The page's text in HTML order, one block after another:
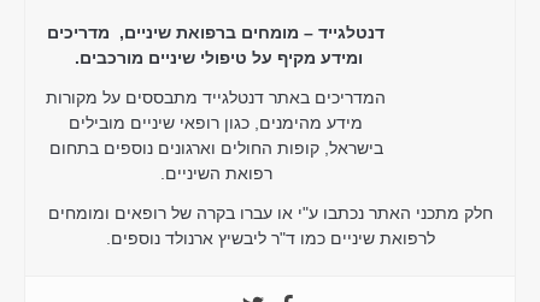
דנטלגייד – מומחים ברפואת שיניים, מדריכים
ומידע מקיף על טיפולי שיניים מורכבים.
המדריכים באתר דנטלגייד מתבססים על מקורות
מידע מהימנים, כגון רופאי שיניים מובילים
בישראל, קופות החולים וארגונים נוספים בתחום
רפואת השיניים.
חלק מתכני האתר נכתבו ע"י או עברו בקרה של רופאים ומומחים
לרפואת שיניים כמו ד"ר ליבשיץ ארנולד נוספים.